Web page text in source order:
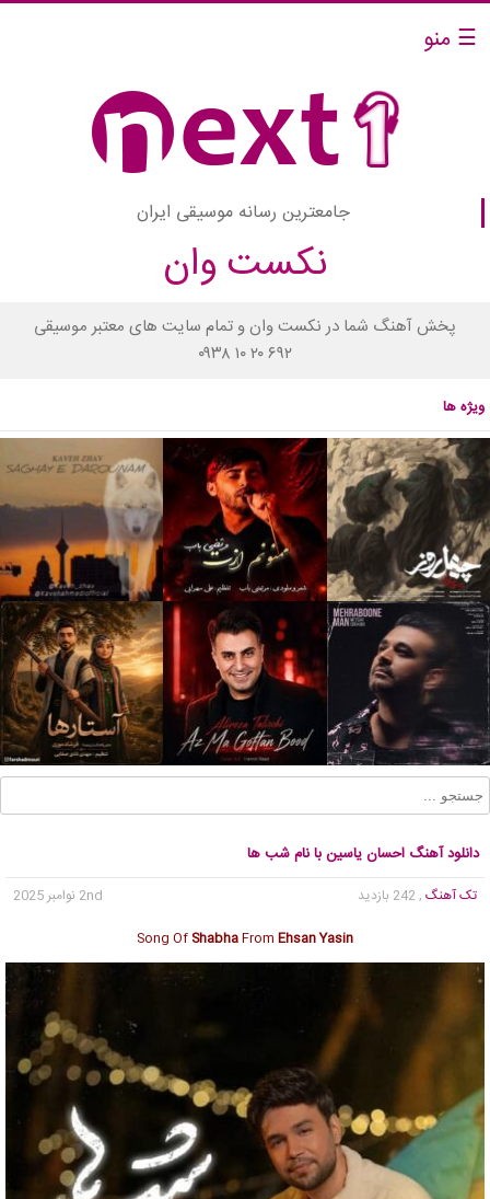
☰ منو
جامعترین رسانه موسیقی ایران
نکست وان
پخش آهنگ شما در نکست وان و تمام سایت های معتبر موسیقی
۰۹۳۸ ۱۰ ۲۰ ۶۹۲
ویژه ها
دانلود آهنگ احسان یاسین با نام شب ها
تک آهنگ , 242 بازدید
2nd نوامبر 2025
Song Of ShabhaFrom Ehsan Yasin